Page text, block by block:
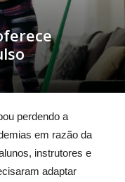
perdendo a
em razão da
instrutores e
adaptar